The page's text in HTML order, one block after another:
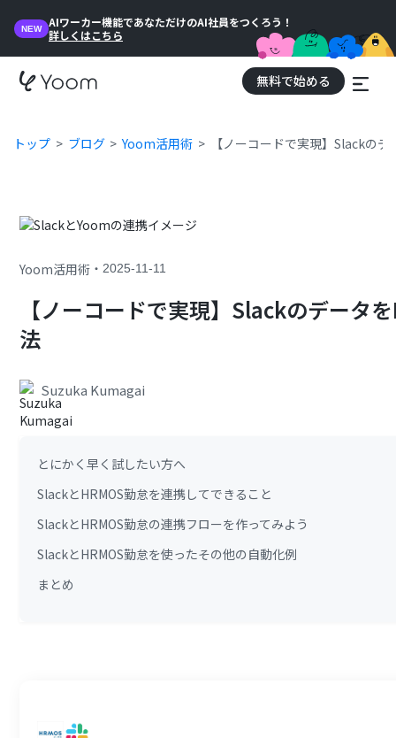
NEW
AIワーカー機能であなただけのAI社員をつくろう！
詳しくはこちら
無料で始める
トップ ブログ Yoom活用術 【ノーコードで実現】Slackの
Yoom活用術 ・2025-11-11
【ノーコードで実現】Slackのデータ
法
Suzuka Kumagai
とにかく早く試したい方へ
SlackとHRMOS勤怠を連携してできること
SlackとHRMOS勤怠の連携フローを作ってみよう
SlackとHRMOS勤怠を使ったその他の自動化例
まとめ